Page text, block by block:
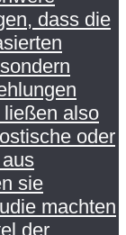
dass die
also
oder
sie
machten
der